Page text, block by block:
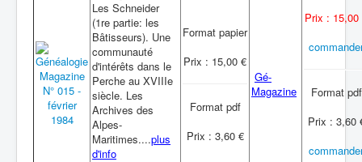
Les Schneider
(1re partie: les
Bâtisseurs). Une
communauté
d'intérêts dans le
Perche au XVIIIe
siècle. Les
Archives des
Alpes-
Maritimes....plus
d'info
Format papier
Prix : 15,00 €
Format pdf
Prix : 3,60 €
Gé-
Magazine
Prix : 15,00
Format pdf
Prix : 3,60